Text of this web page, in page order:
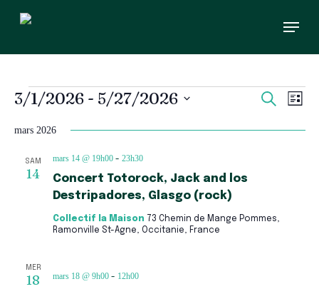
Menu
Évènements
et
Recherche
de
Liste
3/1/2026 - 5/27/2026
une
mars 2026
SAM
14
Concert Totorock, Jack and los
Destripadores, Glasgo (rock)
mars 14 @ 19h00- 23h30
Collectif la Maison 73 Chemin de Mange Pommes,
Ramonville St-Agne, Occitanie, France
MER
18 mars 18 @ 9h00- 12h00